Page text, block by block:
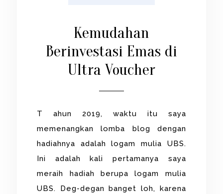
Kemudahan
Berinvestasi Emas di
Ultra Voucher
T ahun 2019, waktu itu saya
memenangkan lomba blog dengan
hadiahnya adalah logam mulia UBS.
Ini adalah kali pertamanya saya
meraih hadiah berupa logam mulia
UBS. Deg-degan banget loh, karena